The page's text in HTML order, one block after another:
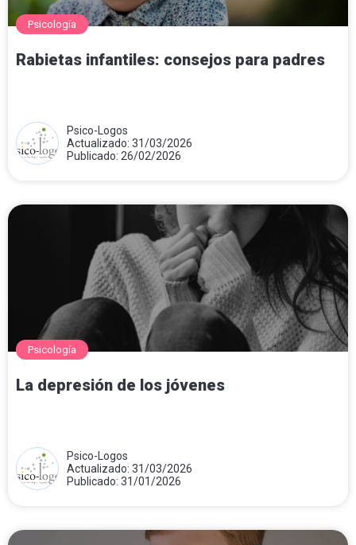
Psicología
Rabietas infantiles: consejos para padres
Psico-Logos
Actualizado: 31/03/2026
Publicado: 26/02/2026
Psicología
La depresión de los jóvenes
Psico-Logos
Actualizado: 31/03/2026
Publicado: 31/01/2026